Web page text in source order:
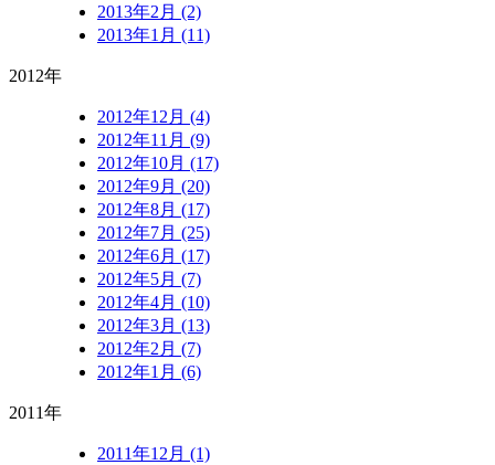
2013年2月 (2)
2013年1月 (11)
2012年
2012年12月 (4)
2012年11月 (9)
2012年10月 (17)
2012年9月 (20)
2012年8月 (17)
2012年7月 (25)
2012年6月 (17)
2012年5月 (7)
2012年4月 (10)
2012年3月 (13)
2012年2月 (7)
2012年1月 (6)
2011年
2011年12月 (1)